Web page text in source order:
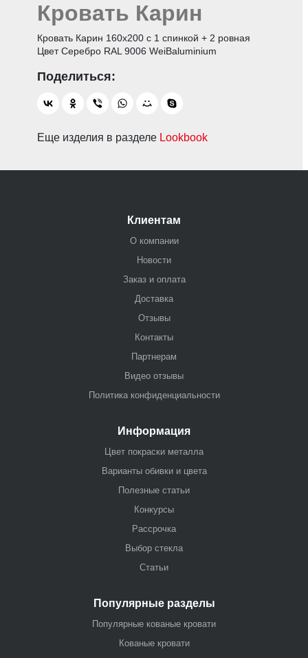
Кровать Карин
Кровать Карин 160х200 с 1 спинкой + 2 ровная
Цвет Серебро RAL 9006 WeiBaluminium
Еще изделия в разделе Lookbook
Клиентам
О компании
Новости
Заказ и оплата
Доставка
Отзывы
Контакты
Партнерам
Видео отзывы
Политика конфиденциальности
Информация
Цвет покраски металла
Варианты обивки и цвета
Полезные статьи
Конкурсы
Рассрочка
Выбор стекла
Статьи
Популярные разделы
Популярные кованые кровати
Кованые кровати